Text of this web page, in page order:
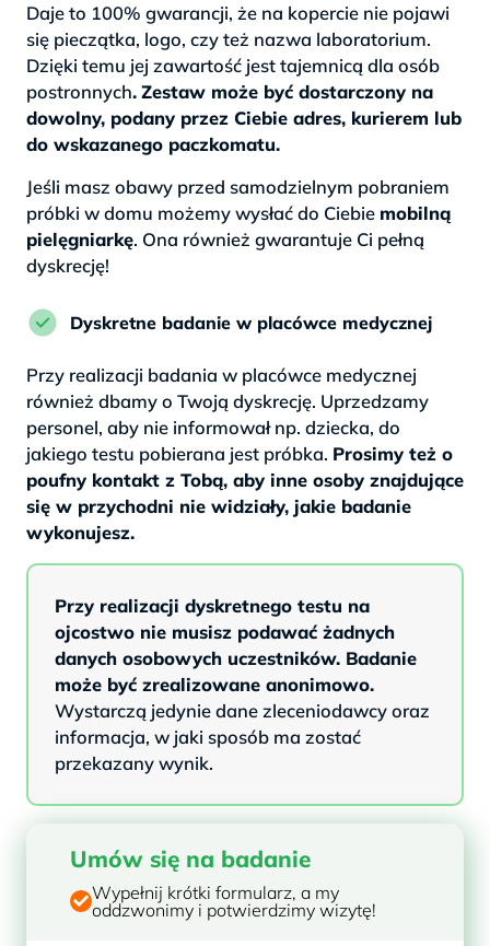
Daje to 100% gwarancji, że na kopercie nie pojawi
się pieczątka, logo, czy też nazwa laboratorium.
Dzięki temu jej zawartość jest tajemnicą dla osób
postronnych.Zestaw może być dostarczony na
dowolny, podany przez Ciebie adres, kurierem lub
do wskazanego paczkomatu.
Jeśli masz obawy przed samodzielnym pobraniem
próbki w domu możemy wysłać do Ciebie mobilną
pielęgniarkę. Ona również gwarantuje Ci pełną
dyskrecję!
Dyskretne badanie w placówce medycznej
Przy realizacji badania w placówce medycznej
również dbamy o Twoją dyskrecję. Uprzedzamy
personel, aby nie informował np. dziecka, do
jakiego testu pobierana jest próbka. Prosimy też o
poufny kontakt z Tobą, aby inne osoby znajdujące
się w przychodni nie widziały, jakie badanie
wykonujesz.
Przy realizacji dyskretnego testu na
ojcostwo nie musisz podawać żadnych
danych osobowych uczestników. Badanie
może być zrealizowane anonimowo.
Wystarczą jedynie dane zleceniodawcy oraz
informacja, w jaki sposób ma zostać
przekazany wynik.
Umów się na badanie
Wypełnij krótki formularz, a my
oddzwonimy i potwierdzimy wizytę!